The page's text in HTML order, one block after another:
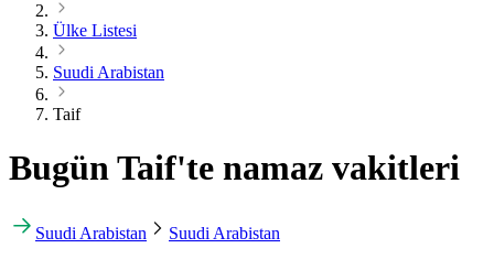
Ülke Listesi
Suudi Arabistan
Taif
Bugün Taif'te namaz vakitleri
Suudi Arabistan
Suudi Arabistan